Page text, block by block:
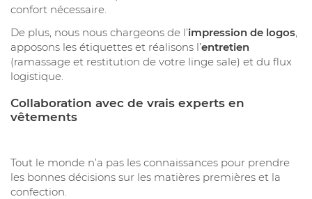
confort nécessaire.
De plus, nous nous chargeons de l’impression de logos,
apposons les étiquettes et réalisons l’entretien
(ramassage et restitution de votre linge sale) et du flux
logistique.
Collaboration avec de vrais experts en
vêtements
Tout le monde n’a pas les connaissances pour prendre
les bonnes décisions sur les matières premières et la
confection.